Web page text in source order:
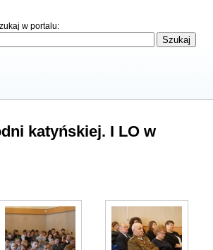
w portalu:
katyńskiej. I LO w